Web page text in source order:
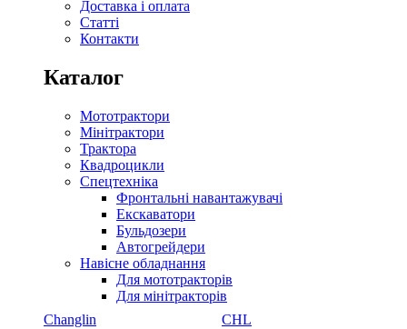
Доставка і оплата
Статті
Контакти
Каталог
Мототрактори
Мінітрактори
Трактора
Квадроцикли
Спецтехніка
Фронтальні навантажувачі
Екскаватори
Бульдозери
Автогрейдери
Навісне обладнання
Для мототракторів
Для мінітракторів
Changlin
CHL